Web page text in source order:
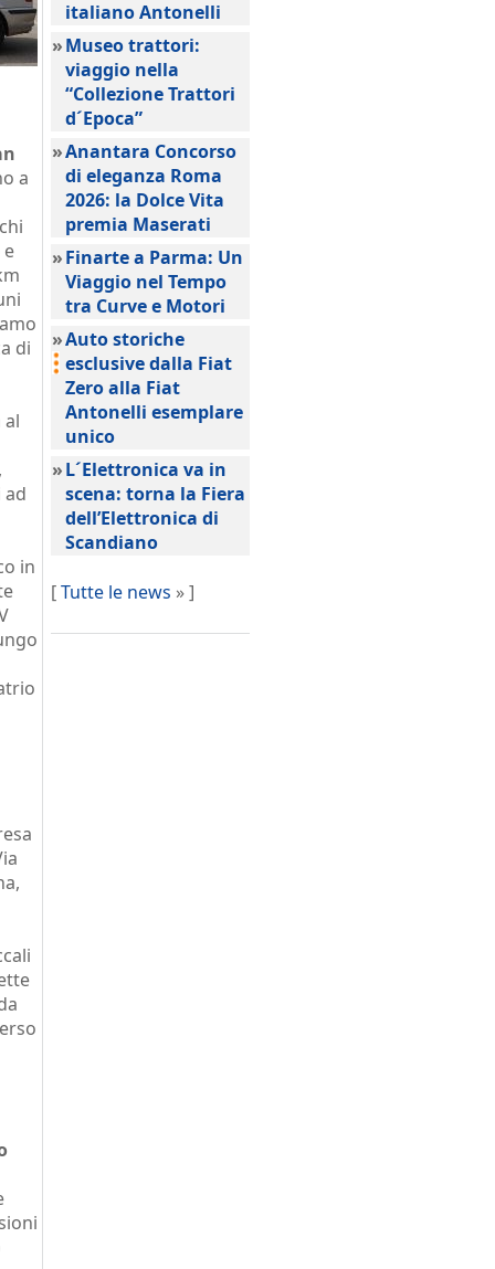
a
e
di
in
italiano Antonelli
»Museo trattori:
viaggio nella
“Collezione Trattori
d´Epoca”
»Anantara Concorso
di eleganza Roma
2026: la Dolce Vita
premia Maserati
»Finarte a Parma: Un
Viaggio nel Tempo
tra Curve e Motori
»Auto storiche
esclusive dalla Fiat
Zero alla Fiat
Antonelli esemplare
unico
»L´Elettronica va in
scena: torna la Fiera
dell’Elettronica di
Scandiano
[Tutte le news » ]